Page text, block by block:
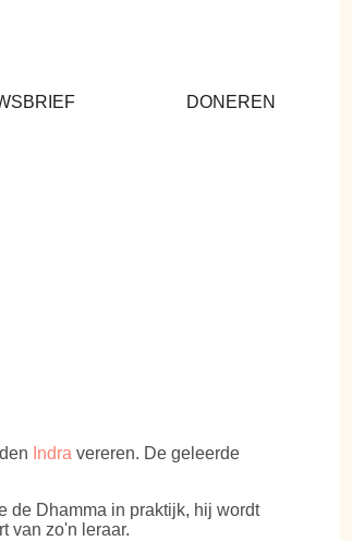
DONEREN
Indra vereren. De geleerde
de Dhamma in praktijk, hij wordt
van zo'n leraar.